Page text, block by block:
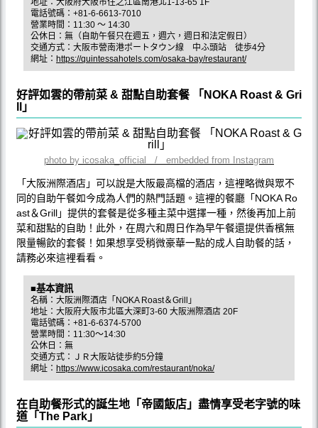
地址：大阪府大阪市住之江區南港北1-13-65 1F
電話號碼：+81-6-6613-7010
營業時間：11:30 ～ 14:30
公休日：無（自助午餐只在週五，週六，週日和法定假日）
交通方式：大阪市營南港ポートタウン線 中ふ頭站 徒歩4分
網址： https://quintessahotels.com/osaka-bay/restaurant/
好評如雲的帶前菜 & 甜點自助套餐 「NOKA Roast & Gri
ll」
photo by icosaka_official / embedded from Instagram
「大阪洲際酒店」可以說是大阪最高檔的酒店，這裡略微與眾不
同的自助午餐如今成為人們的熱門話題。這裡的餐廳「NOKA Ro
ast＆Grill」提供的套餐是從多種主菜中選擇一種，然後再加上前
菜和甜點的自助！此外，在周六和周日作為早午餐還提供香檳無
限量暢飲的套餐！如果想享受稍微豪華一點的成人自助餐的話，
請務必來這裡看看。
■基本資訊
名稱：大阪洲際酒店「NOKA Roast＆Grill」
地址：大阪府大阪市北區大深町3-60 大阪洲際酒店 20F
電話號碼：+81-6-6374-5700
營業時間：11:30～14:30
公休日：無
交通方式：ＪＲ大阪站徒歩約5分鐘
網址： https://www.icosaka.com/restaurant/noka/
在自助餐形式的誕生地「帝國飯店」盡情享受老字號的味
道「The Park」